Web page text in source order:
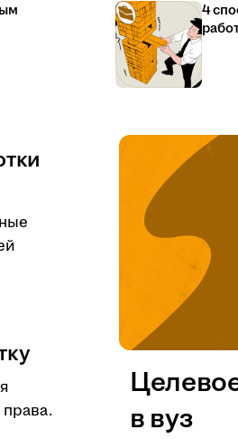
4
в вуз